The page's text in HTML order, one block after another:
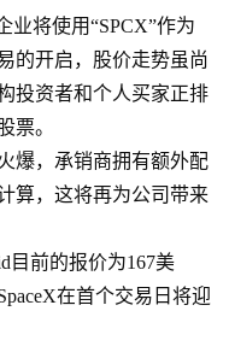
业将使用“SPCX”作为
的开启，股价走势虽尚
投资者和个人买家正排
票。
爆，承销商拥有额外配
算，这将再为公司带来
目前的报价为167美
在首个交易日将迎